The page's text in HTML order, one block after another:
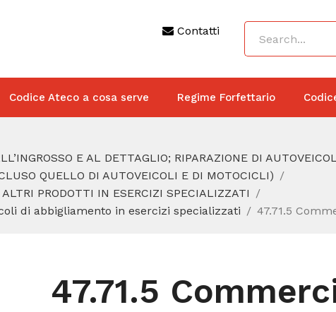
Contatti
Codice Ateco a cosa serve Regime Forfettario
E AL DETTAGLIO; RIPARAZIONE DI
QUELLO DI AUTOVEICOLI E DI MOTOCICLI)
PRODOTTI IN ESERCIZI SPECIALIZZATI
di abbigliamento in esercizi specializzati
47.71.5
47.71.5